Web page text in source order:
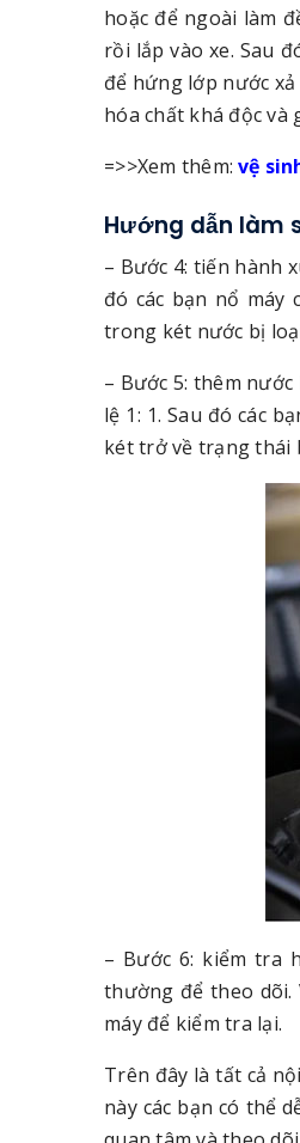
hoặc để ngoài làm
rồi lắp vào xe. Sau
để hứng lớp nước
hóa chất khá độc và
=>>Xem thêm:vệ
Hướng dẫn làm
– Bước 4: tiến hành
đó các bạn nổ máy
trong két nước bị
– Bước 5: thêm
lệ 1: 1. Sau đó các
két trở về trạng thái
– Bước 6: kiểm tra
thường để theo dõi.
máy để kiểm tra lại.
Trên đây là tất cả
này các bạn có thể